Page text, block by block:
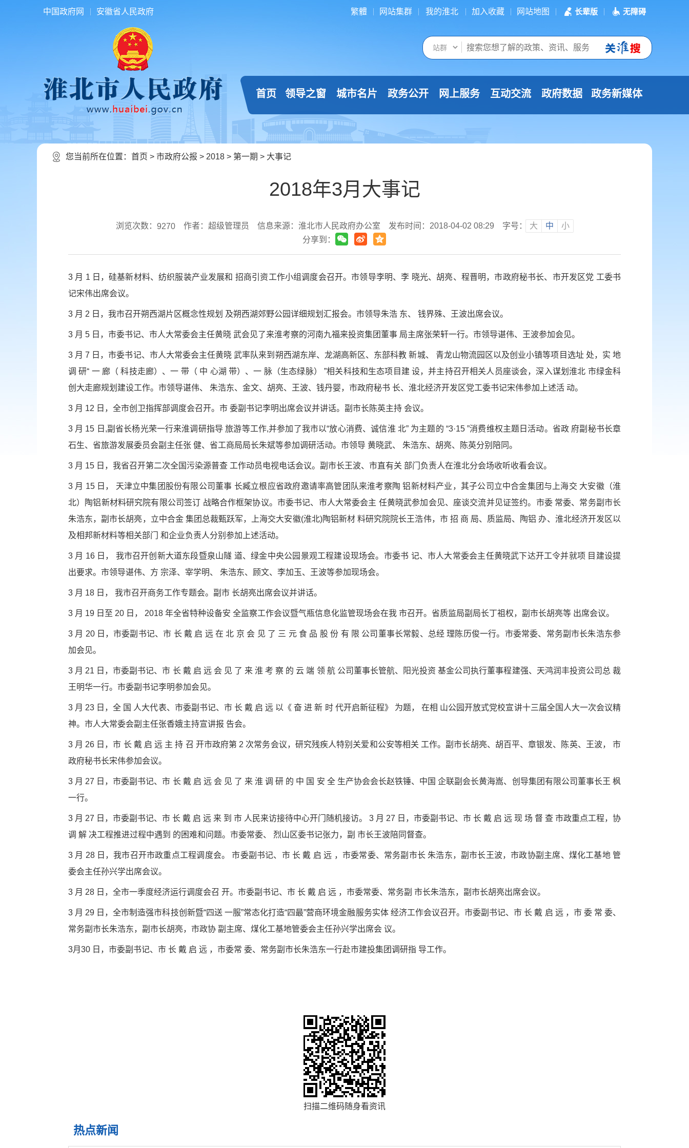
中国政府网 安徽省人民政府 繁體 网站集群 我的淮北 加入收藏 网站地图 长辈版 无障碍
首页 领导之窗 城市名片 政务公开 网上服务 互动交流 政府数据 政务新媒体
您当前所在位置： 首页 > 市政府公报 > 2018 > 第一期 > 大事记
2018年3月大事记
浏览次数： 9270 作者：超级管理员 信息来源：淮北市人民政府办公室 发布时间：2018-04-02 08:29 字号： 大 中
小
分享到：
3 月 1 日，硅基新材料、纺织服装产业发展和 招商引资工作小组调度会召开。市领导李明、李 晓光、胡亮、程晋明，市政府秘书长、市开发区党 工委书
记宋伟出席会议。
3 月 2 日，我市召开朔西湖片区概念性规划 及朔西湖郊野公园详细规划汇报会。市领导朱浩 东、 钱界殊、王波出席会议。
3 月 5 日，市委书记、市人大常委会主任黄晓 武会见了来淮考察的河南九福来投资集团董事 局主席张荣轩一行。市领导谌伟、王波参加会见。
3 月 7 日，市委书记、市人大常委会主任黄晓 武率队来到朔西湖东岸、龙湖高新区、东部科教 新城、 青龙山物流园区以及创业小镇等项目选址 处，实 地
调 研“ 一 廊（ 科技走廊）、一 带（ 中 心湖 带）、一 脉（生态绿脉） ”相关科技和生态项目建 设，并主持召开相关人员座谈会，深入谋划淮北 市绿金科
创大走廊规划建设工作。市领导谌伟、 朱浩东、金文、胡亮、王波、钱丹婴，市政府秘书 长、淮北经济开发区党工委书记宋伟参加上述活 动。
3 月 12 日，全市创卫指挥部调度会召开。市 委副书记李明出席会议并讲话。副市长陈英主持 会议。
3 月 15 日,副省长杨光荣一行来淮调研指导 旅游等工作,并参加了我市以“放心消费、诚信淮 北” 为主题的 “3·15 ”消费维权主题日活动。省政 府副秘书长章
石生、省旅游发展委员会副主任张 健、省工商局局长朱斌等参加调研活动。市领导 黄晓武、 朱浩东、胡亮、陈英分别陪同。
3 月 15 日，我省召开第二次全国污染源普查 工作动员电视电话会议。副市长王波、市直有关 部门负责人在淮北分会场收听收看会议。
3 月 15 日， 天津立中集团股份有限公司董事 长臧立根应省政府邀请率高管团队来淮考察陶 铝新材料产业，其子公司立中合金集团与上海交 大安徽（淮
北）陶铝新材料研究院有限公司签订 战略合作框架协议。市委书记、市人大常委会主 任黄晓武参加会见、座谈交流并见证签约。市委 常委、常务副市长
朱浩东，副市长胡亮，立中合金 集团总裁甄跃军，上海交大安徽(淮北)陶铝新材 料研究院院长王浩伟，市 招 商 局、质监局、陶铝 办、淮北经济开发区以
及相邦新材料等相关部门 和企业负责人分别参加上述活动。
3 月 16 日， 我市召开创新大道东段暨泉山隧 道、绿金中央公园景观工程建设现场会。市委书 记、市人大常委会主任黄晓武下达开工令并就项 目建设提
出要求。市领导谌伟、方 宗泽、宰学明、 朱浩东、顾文、李加玉、王波等参加现场会。
3 月 18 日， 我市召开商务工作专题会。副市 长胡亮出席会议并讲话。
3 月 19 日至 20 日， 2018 年全省特种设备安 全监察工作会议暨气瓶信息化监管现场会在我 市召开。省质监局副局长丁祖权，副市长胡亮等 出席会议。
3 月 20 日，市委副书记、市 长 戴 启 远 在 北 京 会 见 了 三 元 食 品 股 份 有 限 公司董事长常毅、总经 理陈历俊一行。市委常委、常务副市长朱浩东参
加会见。
3 月 21 日，市委副书记、市 长 戴 启 远 会 见 了 来 淮 考 察 的 云 端 领 航 公司董事长管航、阳光投资 基金公司执行董事程建强、天鸿润丰投资公司总 裁
王明华一行。市委副书记李明参加会见。
3 月 23 日，全 国 人大代表、市委副书记、市 长 戴 启 远 以《 奋 进 新 时 代开启新征程》 为题， 在相 山公园开放式党校宣讲十三届全国人大一次会议精
神。市人大常委会副主任张香娥主持宣讲报 告会。
3 月 26 日，市 长 戴 启 远 主 持 召 开市政府第 2 次常务会议，研究残疾人特别关爱和公安等相关 工作。副市长胡亮、胡百平、章银发、陈英、王波， 市
政府秘书长宋伟参加会议。
3 月 27 日，市委副书记、市 长 戴 启 远 会 见 了 来 淮 调 研 的 中 国 安 全 生产协会会长赵铁锤、中国 企联副会长黄海嵩、创导集团有限公司董事长王 枫
一行。
3 月 27 日，市委副书记、市 长 戴 启 远 来 到 市 人民来访接待中心开门随机接访。 3 月 27 日，市委副书记、市 长 戴 启 远 现 场 督 查 市政重点工程，协
调 解 决工程推进过程中遇到 的困难和问题。市委常委、 烈山区委书记张力，副 市长王波陪同督查。
3 月 28 日，我市召开市政重点工程调度会。 市委副书记、市 长 戴 启 远 ，市委常委、常务副市长 朱浩东，副市长王波，市政协副主席、煤化工基地 管
委会主任孙兴学出席会议。
3 月 28 日，全市一季度经济运行调度会召 开。市委副书记、市 长 戴 启 远 ，市委常委、常务副 市长朱浩东，副市长胡亮出席会议。
3 月 29 日，全市制造强市科技创新暨“四送 一服”常态化打造“四最”营商环境金融服务实体 经济工作会议召开。市委副书记、市 长 戴 启 远 ，市 委 常 委、
常务副市长朱浩东，副市长胡亮，市政协 副主席、煤化工基地管委会主任孙兴学出席会 议。
3月30 日，市委副书记、市 长 戴 启 远 ，市委常 委、常务副市长朱浩东一行赴市建投集团调研指 导工作。
扫描二维码随身看资讯
热点新闻